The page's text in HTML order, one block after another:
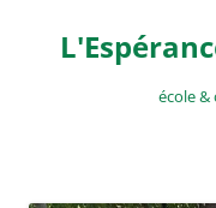
contenu
école &